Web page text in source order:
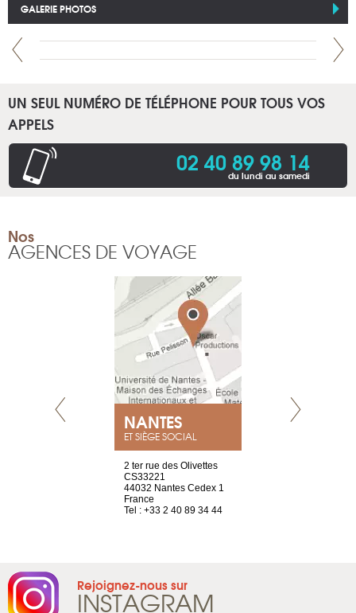
GALERIE PHOTOS
UN SEUL NUMÉRO DE TÉLÉPHONE POUR TOUS VOS
APPELS
02 40 89 98 14
du lundi au samedi
Nos
AGENCES DE VOYAGE
NANTES
ET SIÈGE SOCIAL
2 ter rue des Olivettes
CS33221
44032 Nantes Cedex 1
France
Tel : +33 2 40 89 34 44
Rejoignez-nous sur
INSTAGRAM